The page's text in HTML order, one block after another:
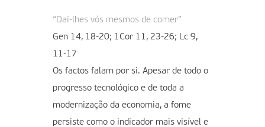
“Dai-lhes vós mesmos de comer”
Gen 14, 18-20; 1Cor 11, 23-26; Lc 9,
11-17
Os factos falam por si. Apesar de todo o
progresso tecnológico e de toda a
modernização da economia, a fome
persiste como o indicador mais visível e